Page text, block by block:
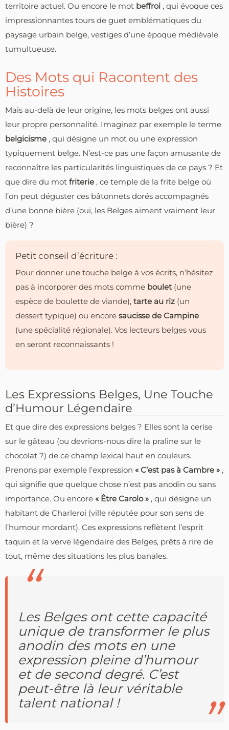
territoire actuel. Ou encore le mot beffroi , qui évoque ces
impressionnantes tours de guet emblématiques du
paysage urbain belge, vestiges d’une époque médiévale
tumultueuse.
Des Mots qui Racontent des
Histoires
Mais au-delà de leur origine, les mots belges ont aussi
leur propre personnalité. Imaginez par exemple le terme
belgicisme , qui désigne un mot ou une expression
typiquement belge. N’est-ce pas une façon amusante de
reconnaître les particularités linguistiques de ce pays ? Et
que dire du mot friterie , ce temple de la frite belge où
l’on peut déguster ces bâtonnets dorés accompagnés
d’une bonne bière (oui, les Belges aiment vraiment leur
bière) ?
Petit conseil d’écriture :
Pour donner une touche belge à vos écrits, n’hésitez
pas à incorporer des mots comme boulet (une
espèce de boulette de viande), tarte au riz (un
dessert typique) ou encore saucisse de Campine
(une spécialité régionale). Vos lecteurs belges vous
en seront reconnaissants !
Les Expressions Belges, Une Touche
d’Humour Légendaire
Et que dire des expressions belges ? Elles sont la cerise
sur le gâteau (ou devrions-nous dire la praline sur le
chocolat ?) de ce champ lexical haut en couleurs.
Prenons par exemple l’expression « C’est pas à Cambre » ,
qui signifie que quelque chose n’est pas anodin ou sans
importance. Ou encore « Être Carolo » , qui désigne un
habitant de Charleroi (ville réputée pour son sens de
l’humour mordant). Ces expressions reflètent l’esprit
taquin et la verve légendaire des Belges, prêts à rire de
tout, même des situations les plus banales.
Les Belges ont cette capacité
unique de transformer le plus
anodin des mots en une
expression pleine d’humour
et de second degré. C’est
peut-être là leur véritable
talent national !